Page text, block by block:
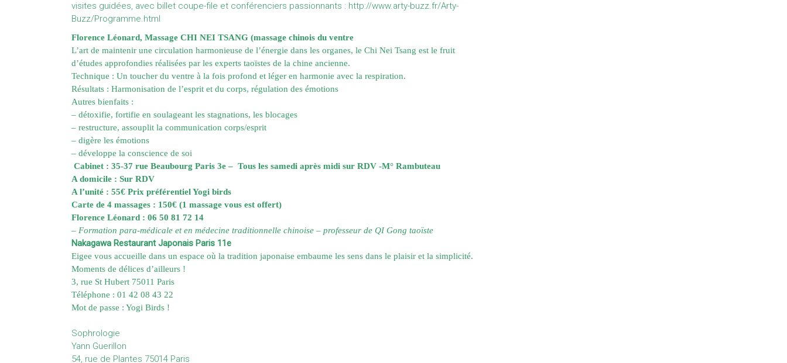
visites guidées, avec billet coupe-file et conférenciers passionnants : http://www.arty-buzz.fr/Arty-
Buzz/Programme.html
Florence Léonard, Massage CHI NEI TSANG (massage chinois du ventre
L’art de maintenir une circulation harmonieuse de l’énergie dans les organes, le Chi Nei Tsang est le fruit
d’études approfondies réalisées par les experts taoïstes de la chine ancienne.
Technique : Un toucher du ventre à la fois profond et léger en harmonie avec la respiration.
Résultats : Harmonisation de l’esprit et du corps, régulation des émotions
Autres bienfaits :
– détoxifie, fortifie en soulageant les stagnations, les blocages
– restructure, assouplit la communication corps/esprit
– digère les émotions
– développe la conscience de soi
Cabinet : 35-37 rue Beaubourg Paris 3e – Tous les samedi après midi sur RDV -M° Rambuteau
A domicile : Sur RDV
A l’unité : 55€ Prix préférentiel Yogi birds
Carte de 4 massages : 150€ (1 massage vous est offert)
Florence Léonard : 06 50 81 72 14
– Formation para-médicale et en médecine traditionnelle chinoise – professeur de QI Gong taoïste
Nakagawa Restaurant Japonais Paris 11e
Eigee vous accueille dans un espace où la tradition japonaise embaume les sens dans le plaisir et la simplicité.
Moments de délices d’ailleurs !
3, rue St Hubert 75011 Paris
Téléphone : 01 42 08 43 22
Mot de passe : Yogi Birds !
Sophrologie
Yann Guerillon
54, rue de Plantes 75014 Paris